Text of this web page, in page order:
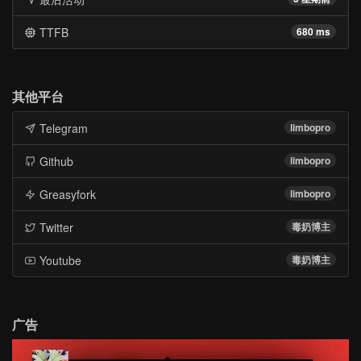
680 ms
TTFB
其他平台
limbopro
Telegram
limbopro
Github
limbopro
Greasyfork
毒奶博主
Twitter
毒奶博主
Youtube
广告